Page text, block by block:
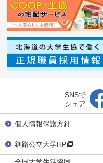
SNSで
シェア
個人情報保護方針
釧路公立大学HP
全国大学生活協同